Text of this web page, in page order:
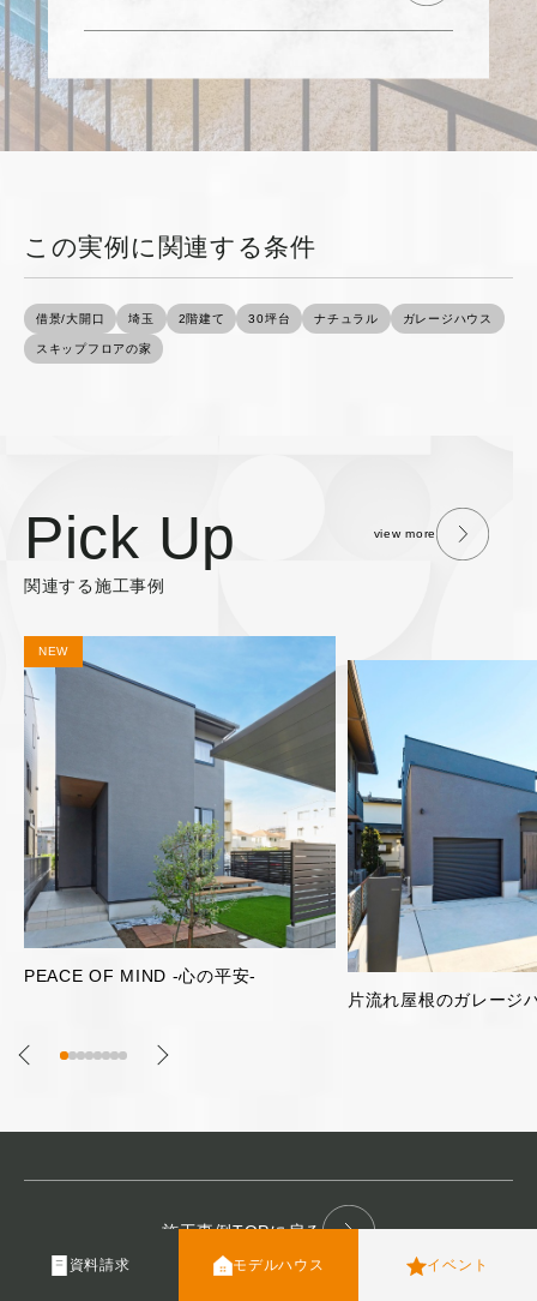
この実例に関連する条件
借景/大開口 埼玉 2階建て 30坪台 ナチュラル ガレージハウス
スキップフロアの家
Pick Up
関連する施工事例
view more
明るく開放的な2階リ
施工事例TOPに戻る
モデルハウス
資料請求 イベント